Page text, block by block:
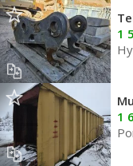
1
1